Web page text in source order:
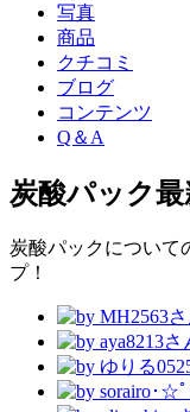
写真
商品
クチコミ
ブログ
コンテンツ
Q＆A
炭酸パック最
炭酸パックについて
プ！